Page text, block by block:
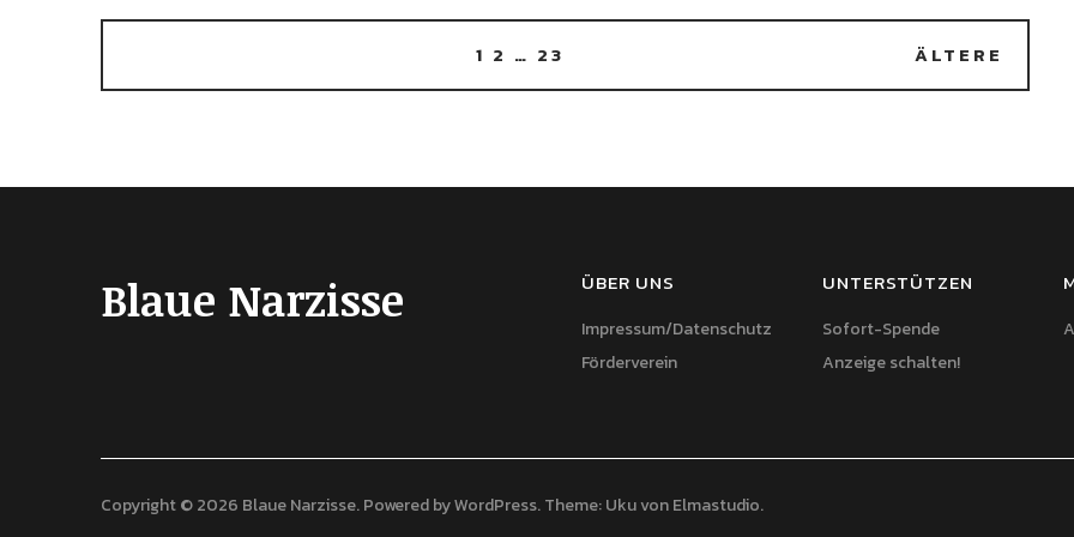
1 2 … 23 ÄLTERE
Blaue Narzisse ÜBER UNS
Impressum/Datenschutz
Förderverein
UNTERSTÜTZEN
Sofort-Spende
Anzeige schalten!
Copyright © 2026 Blaue Narzisse Powered byWordPress Theme: Uku vonElmastudio